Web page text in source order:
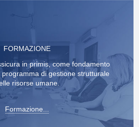
FORMAZIONE
in primis, come fondamento
di gestione strutturale
risorse umane.
Formazione...